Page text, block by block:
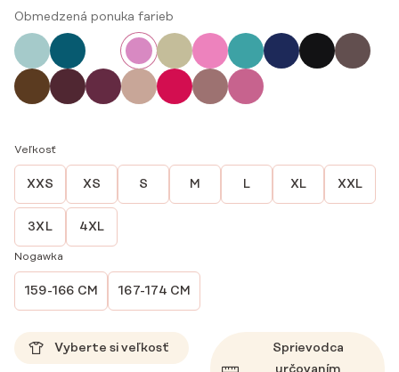
Obmedzená ponuka farieb
Veľkosť
XXS XS S M L XL XXL
3XL 4XL
Nogawka
159-166 CM 167-174 CM
Vyberte si veľkosť
Sprievodca